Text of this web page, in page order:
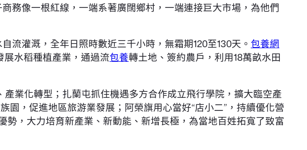
務像一根紅線，一端系著廣闊鄉村，一端連接巨大市場，為他們
流灌溉，全年日照時數近三千小時，無霜期120至130天。 包養網
展水稻種植產業，通過流包養轉土地、簽約農戶，利用18萬畝水田
產業化轉型；扎蘭屯抓住機遇多方合作成立飛行學院，擴大臨空產
園，促進地區旅游業發展；阿榮旗用心當好“店小二”，持續優化營
勢，大力培育新產業、新動能、新增長極，為當地百姓拓寬了致富